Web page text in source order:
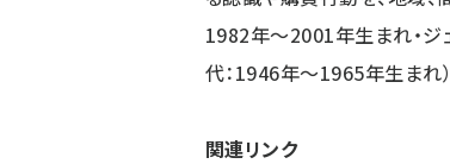
1982年～2001年生まれ・ジ
代：1946年～1965年生まれ
関連リンク